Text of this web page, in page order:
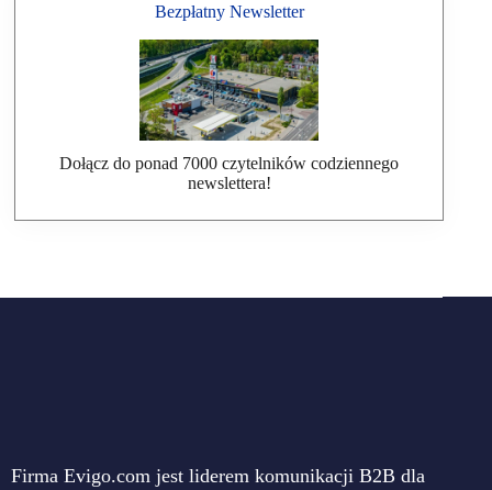
Bezpłatny Newsletter
Dołącz do ponad 7000 czytelników codziennego
newslettera!
Firma Evigo.com jest liderem komunikacji B2B dla